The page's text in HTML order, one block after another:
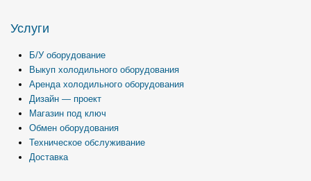
Услуги
Б/У оборудование
Выкуп холодильного оборудования
Аренда холодильного оборудования
Дизайн — проект
Магазин под ключ
Обмен оборудования
Техническое обслуживание
Доставка